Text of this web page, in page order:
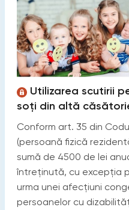
Utilizarea scutirii
soți din altă
Conform art. 35 din
(persoană fizică
sumă de 4500 de lei
întreţinută, cu excepţia
urma unei afecţiuni
persoanelor cu